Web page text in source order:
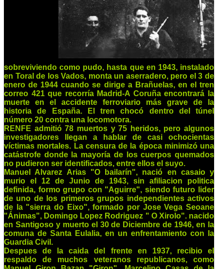
sobreviviendo como pudo, hasta que en 1943, instalado
en Toral de los Vados, monta un aserradero, pero el 3 de
enero de 1944 cuando se dirige a Brañuelas, en el tren
correo 421 que recorría Madrid-A Coruña encontrará la
muerte en el accidente ferroviario más grave de la
historia de España. El tren chocó dentro del túnel
número 20 contra una locomotora.
RENFE admitió 78 muertos y 75 heridos, pero algunos
investigadores llegan a hablar de casi ochocientas
víctimas mortales. La censura de la época minimizó una
catástrofe donde la mayoría de los cuerpos quemados
no pudieron ser identificados, entre ellos el suyo.
Manuel Alvarez Arias "O bailarín", nació en casaio y
murio el 12 de Junio de 1943, sin afiliacion politica
definida, formo grupo con "Aguirre", siendo futuro lider
de uno de los primeros grupos independientes activos
de la "sierra do Eixo", formado por Jose Vega Seoane
"Ánimas", Domingo Lopez Rodriguez " O Xirolo". nacido
en Santigoso y muerto el 30 de Diciembre de 1946, en la
comuna de Santa Eulalia, en un enfrentamiento con la
Guardia Civil.
Despues de la caida del frente en 1937, recibio el
respaldo de muchos veteranos republicanos, como